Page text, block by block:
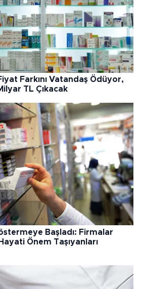
Farkını Vatandaş Ödüyor,
TL Çıkacak
Başladı: Firmalar
Önem Taşıyanları